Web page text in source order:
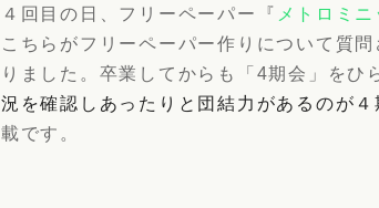
４回目の日、フリーペーパー『 メトロミニ
こちらがフリーペーパー作りについて質
りました。卒業してからも「4期会」をひ
況を確認しあったりと団結力があるのが４
載です。